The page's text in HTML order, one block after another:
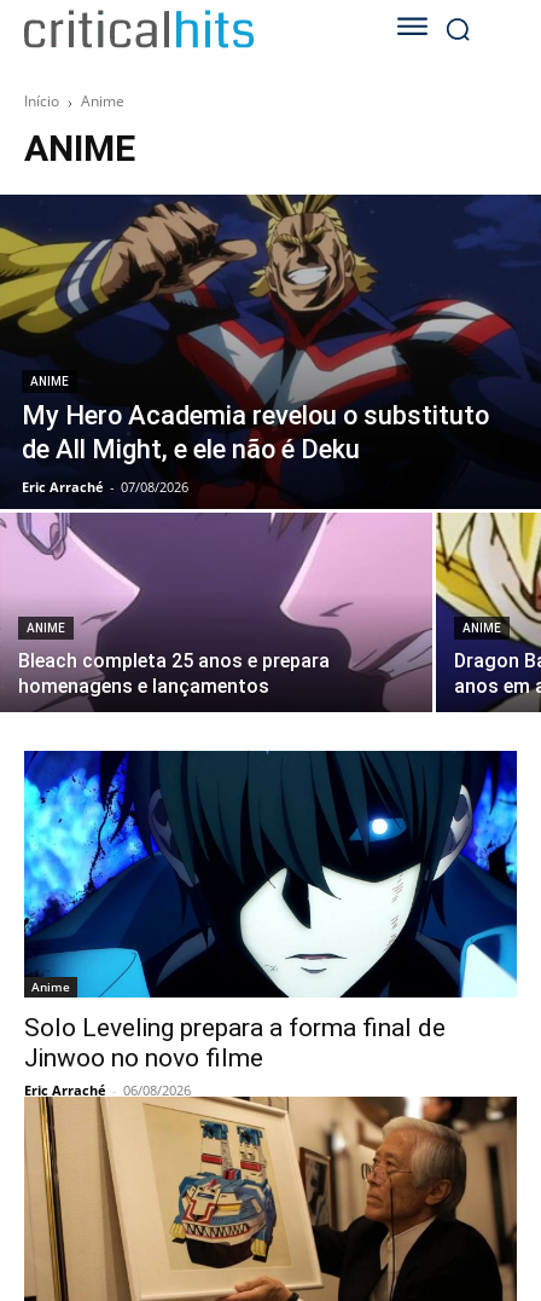
Início Anime
ANIME
ANIME
My Hero Academia revelou o substituto
de All Might, e ele não é Deku
Eric Arraché - 07/08/2026
ANIME
Bleach completa 25 anos e prepara
homenagens e lançamentos
ANIME
Dragon
anos em
Anime
Solo Leveling prepara a forma final de
Jinwoo no novo filme
Eric Arraché - 06/08/2026